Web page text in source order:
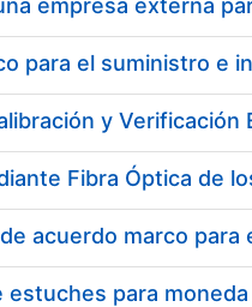
para el suministro e
estuches para